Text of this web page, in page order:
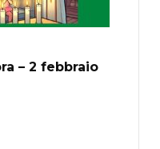
– 2 febbraio